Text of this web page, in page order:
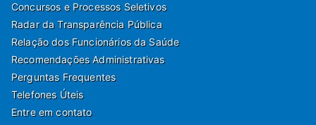
Concursos e Processos Seletivos
Radar da Transparência Pública
Relação dos Funcionários da Saúde
Recomendações Administrativas
Perguntas Frequentes
Telefones Úteis
Entre em contato